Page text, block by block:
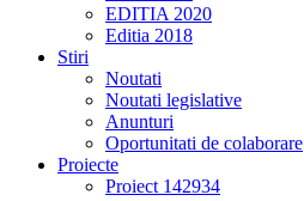
EDITIA 2020
Editia 2018
Stiri
Noutati
Noutati legislative
Anunturi
Oportunitati de colaborare
Proiecte
Proiect 142934